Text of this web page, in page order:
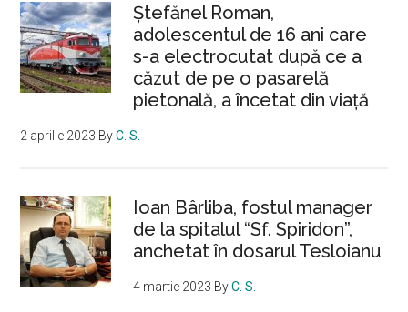
Ştefănel Roman,
adolescentul de 16 ani care
s-a electrocutat după ce a
căzut de pe o pasarelă
pietonală, a încetat din viață
2 aprilie 2023 ByC. S.
Ioan Bârliba, fostul manager
de la spitalul “Sf. Spiridon”,
anchetat în dosarul Tesloianu
4 martie 2023 ByC. S.